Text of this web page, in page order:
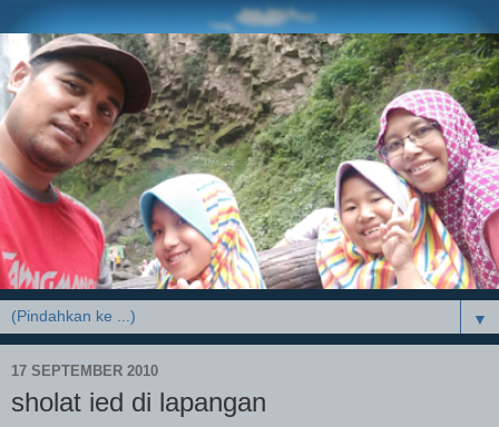
▼
17 SEPTEMBER 2010
sholat ied di lapangan